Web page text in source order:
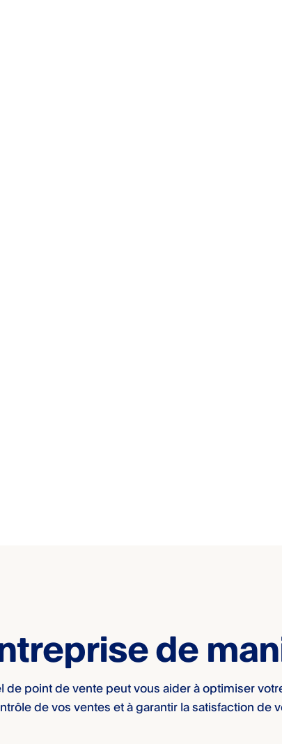
de
de point de vente peut vous aider à optimiser
de vos ventes et à garantir la satisfaction de